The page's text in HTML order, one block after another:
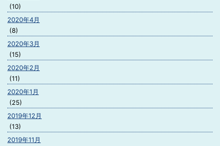
(10)
2020年4月
(8)
2020年3月
(15)
2020年2月
(11)
2020年1月
(25)
2019年12月
(13)
2019年11月